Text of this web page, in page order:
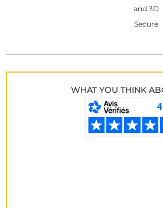
and 3D
Secure
WHAT YOU THINK